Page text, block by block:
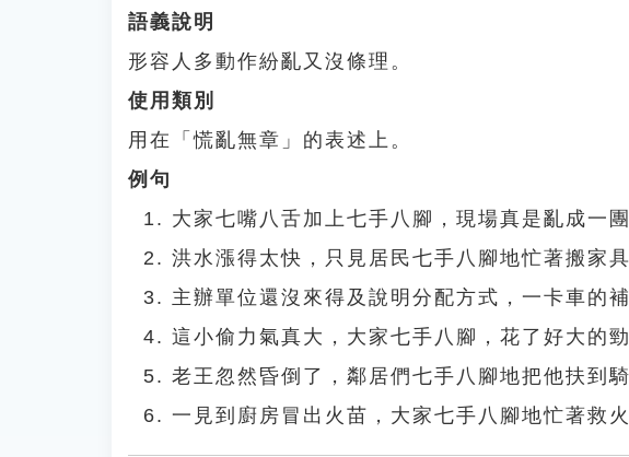
語義說明
形容人多動作紛亂又沒條理。
使用類別
用在「慌亂無章」的表述上。
例句
大家七嘴八舌加上七手八腳，現場真是亂成一團
洪水漲得太快，只見居民七手八腳地忙著搬家具
主辦單位還沒來得及說明分配方式，一卡車的
這小偷力氣真大，大家七手八腳，花了好大的
老王忽然昏倒了，鄰居們七手八腳地把他扶到騎
一見到廚房冒出火苗，大家七手八腳地忙著救